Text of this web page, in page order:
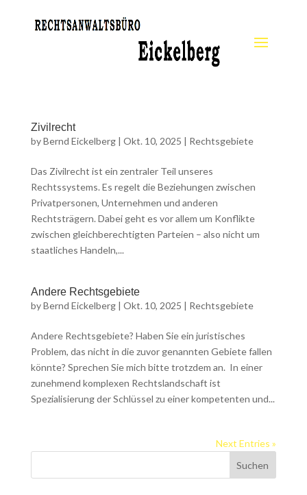
Zivilrecht
byBernd Eickelberg| Okt. 10, 2025 | Rechtsgebiete
Das Zivilrecht ist ein zentraler Teil unseres
Rechtssystems. Es regelt die Beziehungen zwischen
Privatpersonen, Unternehmen und anderen
Rechtsträgern. Dabei geht es vor allem um Konflikte
zwischen gleichberechtigten Parteien – also nicht um
staatliches Handeln,...
Andere Rechtsgebiete
byBernd Eickelberg| Okt. 10, 2025 | Rechtsgebiete
Andere Rechtsgebiete? Haben Sie ein juristisches
Problem, das nicht in die zuvor genannten Gebiete fallen
könnte? Sprechen Sie mich bitte trotzdem an. In einer
zunehmend komplexen Rechtslandschaft ist
Spezialisierung der Schlüssel zu einer kompetenten und...
Next Entries »
Suchen